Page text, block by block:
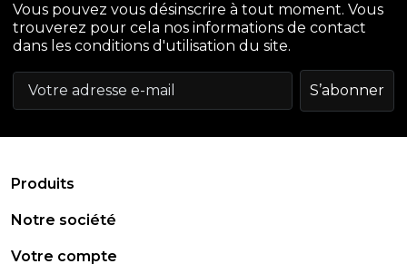
Vous pouvez vous désinscrire à tout moment. Vous
trouverez pour cela nos informations de contact
dans les conditions d'utilisation du site.
Produits
Notre société
Votre compte